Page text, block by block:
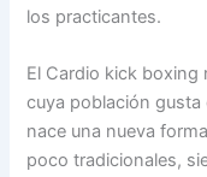
los practicantes.
El Cardio kick boxing
cuya población gusta
nace una nueva
poco tradicionales,